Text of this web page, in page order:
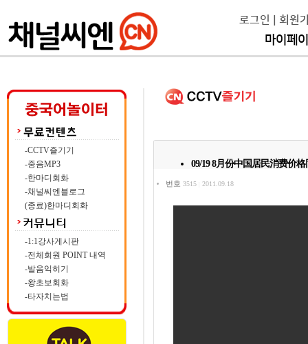
로그인 회원
마이페
-CCTV즐기기
-중음MP3
-한마디회화
-채널씨엔블로그
(종료)한마디회화
-1:1강사게시판
-전체회원 POINT 내역
-발음익히기
-왕초보회화
-타자치는법
09/19 8月份中国居民消费价
번호 3515 2011.09.18